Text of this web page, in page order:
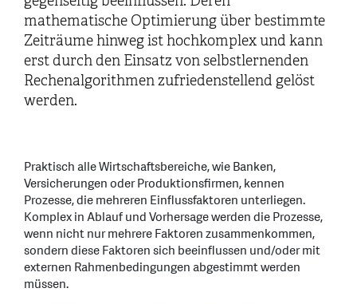
mathematische Optimierung über bestimmte
Zeiträume hinweg ist hochkomplex und kann
erst durch den Einsatz von selbstlernenden
Rechenalgorithmen zufriedenstellend gelöst
werden.
Praktisch alle Wirtschaftsbereiche, wie Banken,
Versicherungen oder Produktionsfirmen, kennen
Prozesse, die mehreren Einflussfaktoren unterliegen.
Komplex in Ablauf und Vorhersage werden die Prozesse,
wenn nicht nur mehrere Faktoren zusammenkommen,
sondern diese Faktoren sich beeinflussen und/oder mit
externen Rahmenbedingungen abgestimmt werden
müssen.